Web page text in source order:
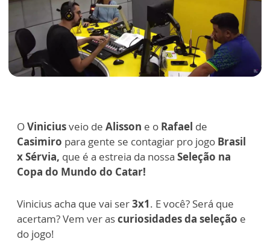
OViniciusveio de Alisson e o Rafael de
Casimiro para gente se contagiar pro jogo Brasil
x Sérvia, que é a estreia da nossa Seleção na
Copa do Mundo do Catar!
Vinicius acha que vai ser3x1. E você? Será que
acertam? Vem ver ascuriosidades da seleção e
do jogo!